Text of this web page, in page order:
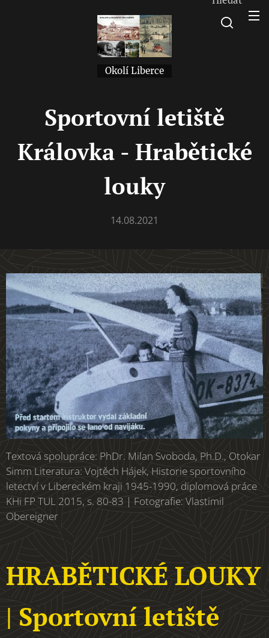
Okolí Liberce
Sportovní letiště
Královka - Hrabětické
louky
14.08.2021
Textová spolupráce: PhDr. Milan Svoboda, Ph.D., Otokar
Simm Literatura: Vojtěch Hájek, Historie sportovního
letectví v Libereckém kraji 1945-1990, diplomová práce
KHi FP TUL 2015, s. 80-83 | Fotografie: Vlastimil
Obereigner
HRABĚTICKÉ LOUKY
| Sportovní letiště